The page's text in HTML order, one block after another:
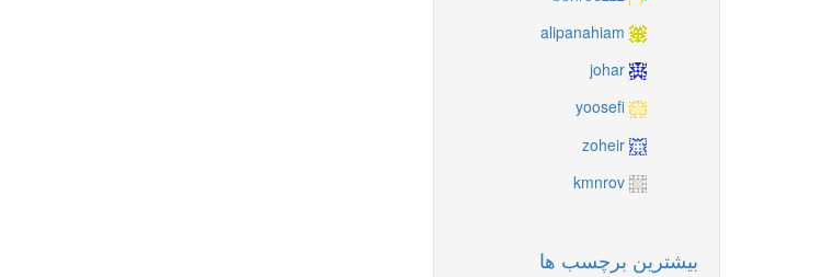
alipanahiam
johar
yoosefi
zoheir
kmnrov
بیشترین برچسب ها